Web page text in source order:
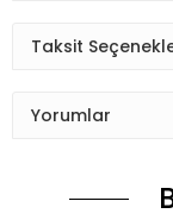
Taksit
Yorumlar